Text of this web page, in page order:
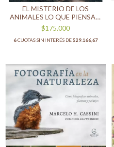
EL MISTERIO DE LOS
ANIMALES LO QUE PIENSAN,
LO QUE SIENTEN
$175.000
6CUOTAS SIN INTERÉS DE$29.166,67